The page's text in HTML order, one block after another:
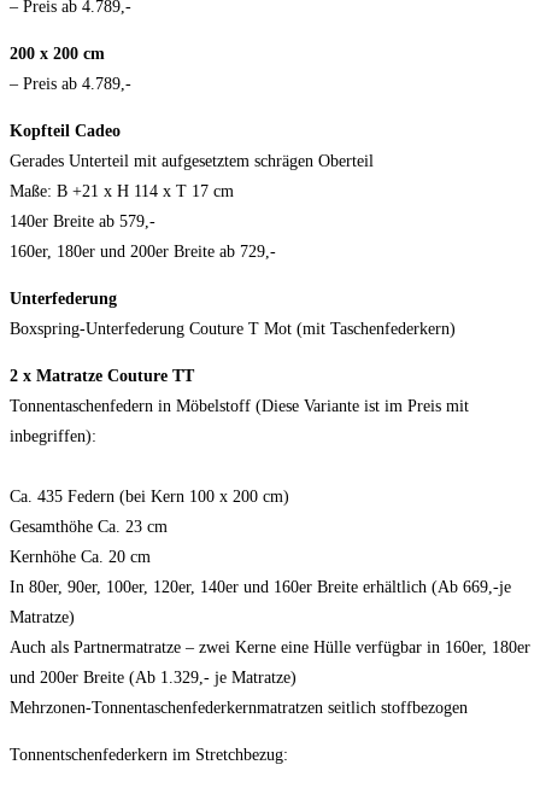
– Preis ab 4.789,-
200 x 200 cm
– Preis ab 4.789,-
Kopfteil Cadeo
Gerades Unterteil mit aufgesetztem schrägen Oberteil
Maße: B +21 x H 114 x T 17 cm
140er Breite ab 579,-
160er, 180er und 200er Breite ab 729,-
Unterfederung
Boxspring-Unterfederung Couture T Mot (mit Taschenfederkern)
2 x Matratze Couture TT
Tonnentaschenfedern in Möbelstoff (Diese Variante ist im Preis mit
inbegriffen):
Ca. 435 Federn (bei Kern 100 x 200 cm)
Gesamthöhe Ca. 23 cm
Kernhöhe Ca. 20 cm
In 80er, 90er, 100er, 120er, 140er und 160er Breite erhältlich (Ab 669,-je
Matratze)
Auch als Partnermatratze – zwei Kerne eine Hülle verfügbar in 160er, 180er
und 200er Breite (Ab 1.329,- je Matratze)
Mehrzonen-Tonnentaschenfederkernmatratzen seitlich stoffbezogen
Tonnentschenfederkern im Stretchbezug: